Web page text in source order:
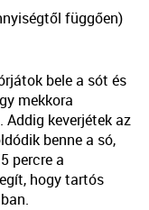
függően)
bele a sót és
mekkora
Addig keverjétek az
benne a só,
percre a
hogy tartós